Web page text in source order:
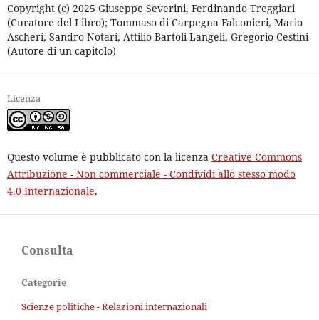
Copyright (c) 2025 Giuseppe Severini, Ferdinando Treggiari
(Curatore del Libro); Tommaso di Carpegna Falconieri, Mario
Ascheri, Sandro Notari, Attilio Bartoli Langeli, Gregorio Cestini
(Autore di un capitolo)
Licenza
Questo volume è pubblicato con la licenza Creative Commons
Attribuzione - Non commerciale - Condividi allo stesso modo
4.0 Internazionale.
Consulta
Categorie
Scienze politiche - Relazioni internazionali